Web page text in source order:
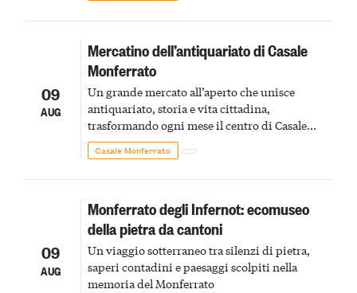
09
AUG
Mercatino dell’antiquariato di Casale
Monferrato
Un grande mercato all’aperto che unisce
antiquariato, storia e vita cittadina,
trasformando ogni mese il centro di Casale
Monferrato in un luogo di scoperta e racconto
Casale Monferrato
09
AUG
Monferrato degli Infernot: ecomuseo
della pietra da cantoni
Un viaggio sotterraneo tra silenzi di pietra,
saperi contadini e paesaggi scolpiti nella
memoria del Monferrato